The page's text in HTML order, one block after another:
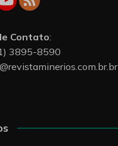
Contato:
3895-8590